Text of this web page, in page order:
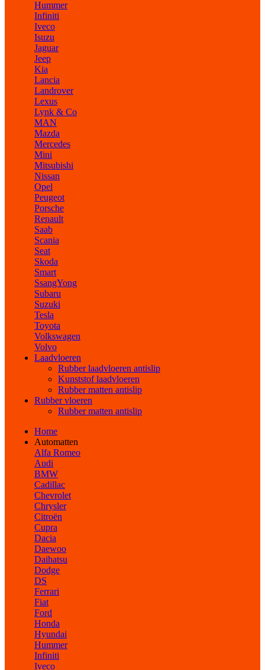
Hummer
Infiniti
Iveco
Isuzu
Jaguar
Jeep
Kia
Lancia
Landrover
Lexus
Lynk & Co
MAN
Mazda
Mercedes
Mini
Mitsubishi
Nissan
Opel
Peugeot
Porsche
Renault
Saab
Scania
Seat
Skoda
Smart
SsangYong
Subaru
Suzuki
Tesla
Toyota
Volkswagen
Volvo
Laadvloeren
Rubber laadvloeren antislip
Kunststof laadvloeren
Rubber matten antislip
Rubber vloeren
Rubber matten antislip
Home
Automatten
Alfa Romeo
Audi
BMW
Cadillac
Chevrolet
Chrysler
Citroën
Cupra
Dacia
Daewoo
Daihatsu
Dodge
DS
Ferrari
Fiat
Ford
Honda
Hyundai
Hummer
Infiniti
Iveco